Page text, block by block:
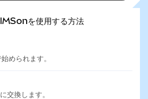
を使用する方法
められます。
交換します。